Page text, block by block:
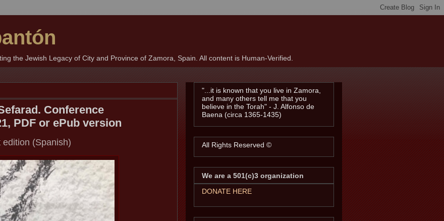
the Jewish Legacy of City and Province of Zamora, Spain. All content is Human-Verified.
Conference
PDF or ePub version
edition (Spanish)
"...it is known that you live in Zamora,
and many others tell me that you
believe in the Torah" - J. Alfonso de
Baena (circa 1365-1435)
All Rights Reserved ©
We are a 501(c)3 organization
DONATE HERE